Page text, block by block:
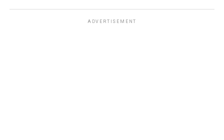
ADVERTISEMENT